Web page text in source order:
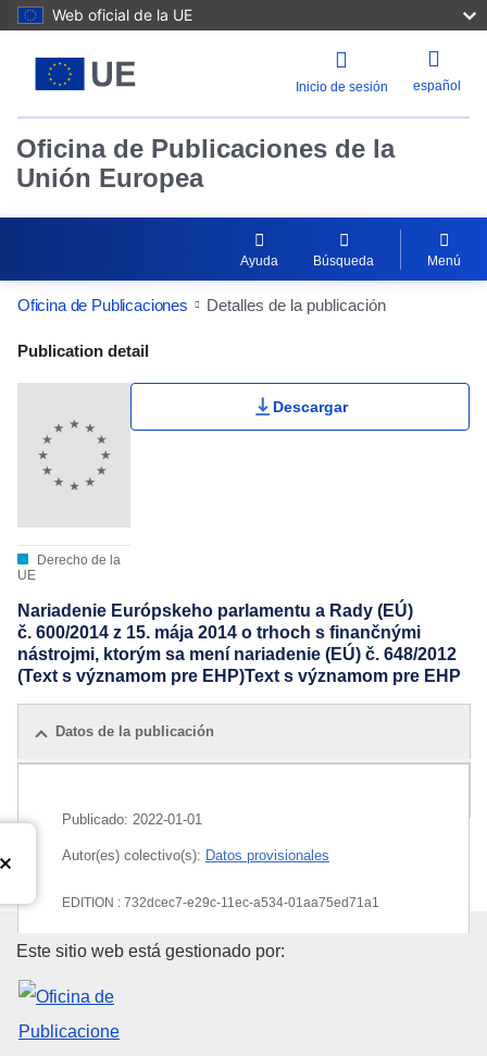
Web oficial de la UE
Inicio de sesión español
Oficina de Publicaciones de la
Unión Europea
Ayuda Búsqueda Menú
Oficina de Publicaciones Detalles de la publicación
Publication Detail Actions Portlet
Publication detail
Derecho de la
UE
Descargar
Nariadenie Európskeho parlamentu a Rady (EÚ)
č. 600/2014 z 15. mája 2014 o trhoch s finančnými
nástrojmi, ktorým sa mení nariadenie (EÚ) č. 648/2012
(Text s významom pre EHP)Text s významom pre EHP
Datos de la publicación
Publicado: 2022-01-01
Autor(es) colectivo(s): Datos provisionales
EDITION : 732dcec7-e29c-11ec-a534-01aa75ed71a1
EDITION : 144a8bc7-fc6c-11ec-b94a-01aa75ed71a1
EDITION : b60744d0-754b-11ed-9887-01aa75ed71a1
Oficina de Publicaciones de la
Este sitio web está gestionado por: